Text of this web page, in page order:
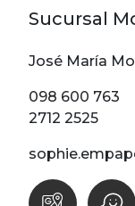
Sucursal
José María
098 600 763
2712 2525